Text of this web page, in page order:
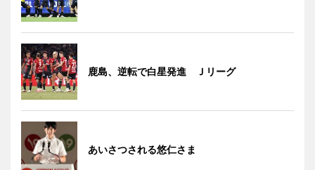
鹿島、逆転で白星発進 Ｊリーグ
あいさつされる悠仁さま